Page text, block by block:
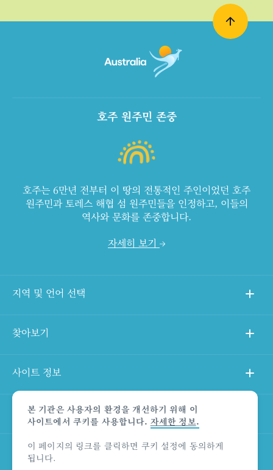
본 기관은 사용자의 환경을 개선하기 위해 이
사이트에서 쿠키를 사용합니다. 자세한 정보.
이 페이지의 링크를 클릭하면 쿠키 설정에 동의하게
됩니다.
호주 원주민 존중
호주는 6만년 전부터 이 땅의 전통적인 주인이었던 호주
원주민과 토레스 해협 섬 원주민들을 인정하고, 이들의
역사와 문화를 존중합니다.
자세히 보기
지역 및 언어 선택
찾아보기
사이트 정보
다른 사이트
상품 책임의 한계 법적 고지